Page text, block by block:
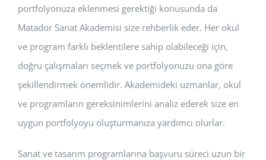
portfolyonuza eklenmesi gerektiği konusunda da
Matador Sanat Akademisi size rehberlik eder. Her okul
ve program farklı beklentilere sahip olabileceği için,
doğru çalışmaları seçmek ve portfolyonuzu ona göre
şekillendirmek önemlidir. Akademideki uzmanlar, okul
ve programların gereksinimlerini analiz ederek size en
uygun portfolyoyu oluşturmanıza yardımcı olurlar.
Sanat ve tasarım programlarına başvuru süreci uzun bir